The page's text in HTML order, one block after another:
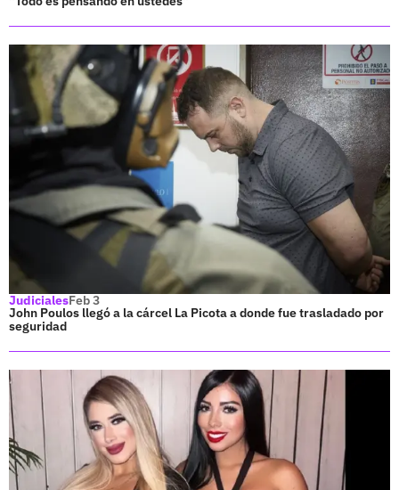
JudicialesFeb 3
John Poulos llegó a la cárcel La Picota a donde fue trasladado por
seguridad